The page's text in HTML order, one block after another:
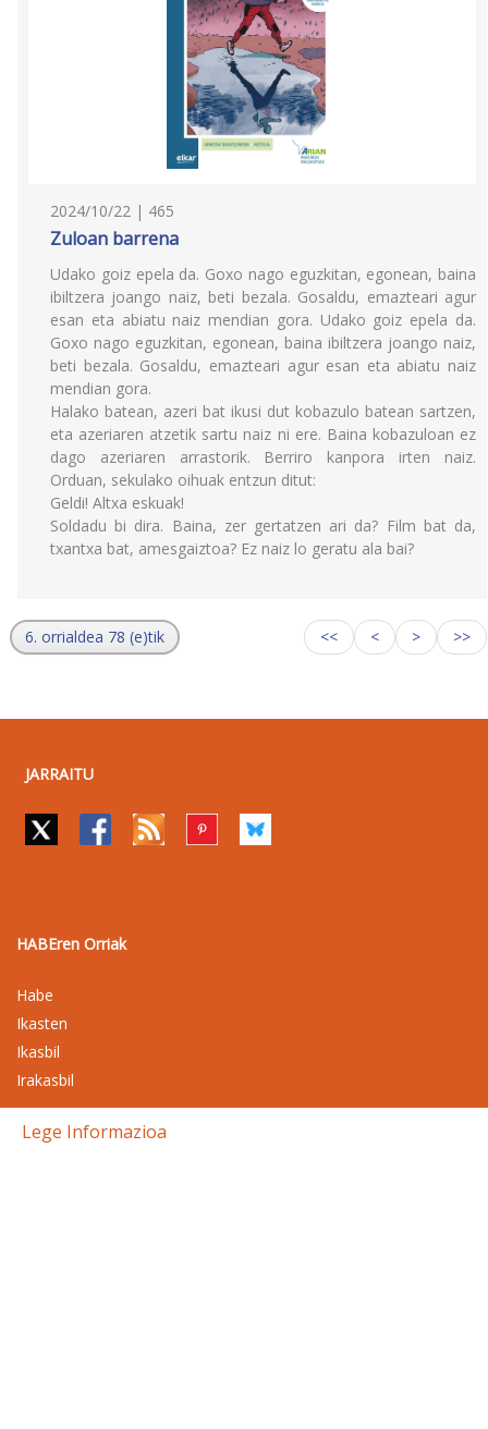
2024/10/22 | 465
Zuloan barrena
Udako goiz epela da. Goxo nago eguzkitan, egonean, baina
ibiltzera joango naiz, beti bezala. Gosaldu, emazteari agur
esan eta abiatu naiz mendian gora. Udako goiz epela da.
Goxo nago eguzkitan, egonean, baina ibiltzera joango naiz,
beti bezala. Gosaldu, emazteari agur esan eta abiatu naiz
mendian gora.
Halako batean, azeri bat ikusi dut kobazulo batean sartzen,
eta azeriaren atzetik sartu naiz ni ere. Baina kobazuloan ez
dago azeriaren arrastorik. Berriro kanpora irten naiz.
Orduan, sekulako oihuak entzun ditut:
Geldi! Altxa eskuak!
Soldadu bi dira. Baina, zer gertatzen ari da? Film bat da,
txantxa bat, amesgaiztoa? Ez naiz lo geratu ala bai?
6. orrialdea 78 (e)tik << < > >>
JARRAITU
HABEren Orriak
Habe
Ikasten
Ikasbil
Irakasbil
Lege Informazioa